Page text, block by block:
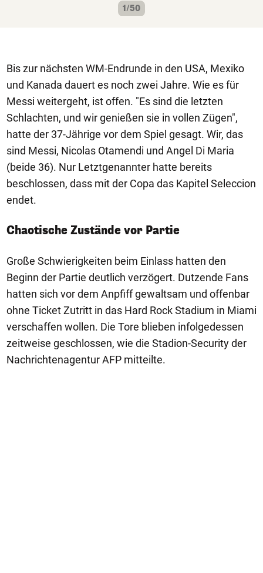
1/50
Bis zur nächsten WM-Endrunde in den USA, Mexiko
und Kanada dauert es noch zwei Jahre. Wie es für
Messi weitergeht, ist offen. "Es sind die letzten
Schlachten, und wir genießen sie in vollen Zügen",
hatte der 37-Jährige vor dem Spiel gesagt. Wir, das
sind Messi, Nicolas Otamendi und Angel Di Maria
(beide 36). Nur Letztgenannter hatte bereits
beschlossen, dass mit der Copa das Kapitel Seleccion
endet.
Chaotische Zustände vor Partie
Große Schwierigkeiten beim Einlass hatten den
Beginn der Partie deutlich verzögert. Dutzende Fans
hatten sich vor dem Anpfiff gewaltsam und offenbar
ohne Ticket Zutritt in das Hard Rock Stadium in Miami
verschaffen wollen. Die Tore blieben infolgedessen
zeitweise geschlossen, wie die Stadion-Security der
Nachrichtenagentur AFP mitteilte.